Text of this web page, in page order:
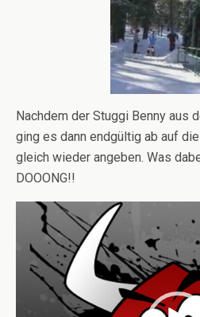
Nachdem der Stuggi Benny aus
ging es dann endgültig ab auf
gleich wieder angeben. Was
DOOONG!!
Video-
Player